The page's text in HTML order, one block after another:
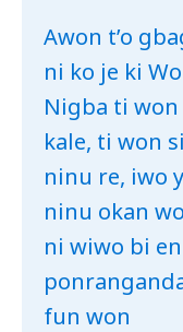
Awon t’o
ni ko je ki
Nigba ti
kale, ti won
ninu re, iwo
ninu okan
ni wiwo bi
fun won